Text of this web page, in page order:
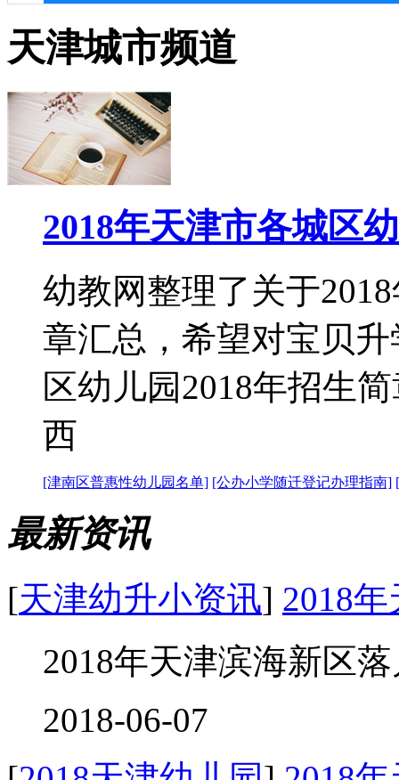
天津城市频道
2018年天津市各城区
幼教网整理了关于
章汇总，希望对宝贝
区幼儿园2018年招生
西
[津南区普惠性幼儿园名单] [公办小学随迁登记办理指南]
最新资讯
[天津幼升小资讯] 2018
2018年天津滨海新区
2018-06-07